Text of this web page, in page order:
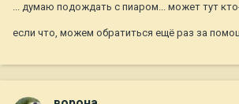
... думаю подождать с пиаром... может тут
если что, можем обратиться ещё раз за